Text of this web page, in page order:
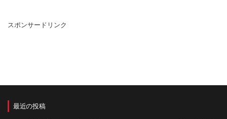
ブ
スポンサードリンク
最近の投稿